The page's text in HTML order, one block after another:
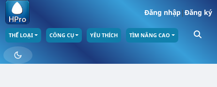
Đăng nhập|Đăng ký
THỂ LOẠI CÔNG CỤ YÊU THÍCH TÌM NÂNG CAO